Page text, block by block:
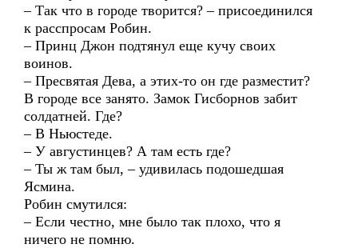
– Так что в городе творится? – присоединился
к расспросам Робин.
– Принц Джон подтянул еще кучу своих
воинов.
– Пресвятая Дева, а этих-то он где разместит?
В городе все занято. Замок Гисборнов забит
солдатней. Где?
– В Ньюстеде.
– У августинцев? А там есть где?
– Ты ж там был, – удивилась подошедшая
Ясмина.
Робин смутился:
– Если честно, мне было так плохо, что я
ничего не помню.